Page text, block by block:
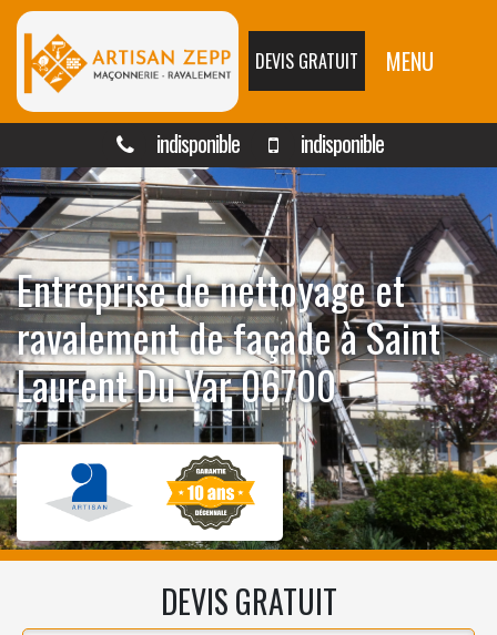
DEVIS GRATUIT MENU
indisponible indisponible
Entreprise de nettoyage et
ravalement de façade à Saint
Laurent Du Var 06700
DEVIS GRATUIT